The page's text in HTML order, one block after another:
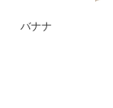
バナナ